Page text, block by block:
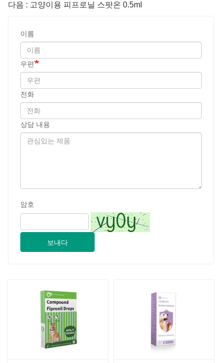
다음 : 고양이용 피프로닐 스팟온 0.5ml
이름
우편
전화
상담 내용
암호
보내다